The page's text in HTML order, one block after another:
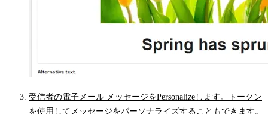
受信者の電子メール メッセージをPersonalizeします。
トークン
を使用してメッセージをパーソナライズすることもできます。